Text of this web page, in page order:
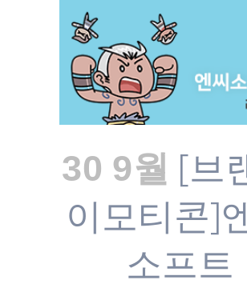
30 9월 [브
이모티콘]
소프트